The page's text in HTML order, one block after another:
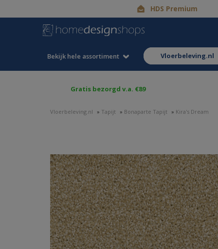
HDS Premium
Bekijk hele assortiment vloerbeleving.nl
Gratis bezorgd v.a. €89
Vloerbeleving.nl » Tapijt » Bonaparte Tapijt » Kira's Dream